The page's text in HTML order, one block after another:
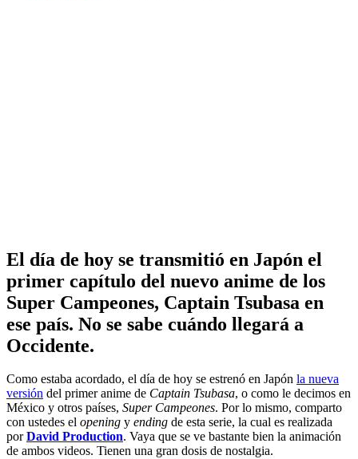
El día de hoy se transmitió en Japón el
primer capítulo del nuevo anime de los
Super Campeones, Captain Tsubasa en
ese país. No se sabe cuándo llegará a
Occidente.
Como estaba acordado, el día de hoy se estrenó en Japón la nueva
versión del primer anime de Captain Tsubasa, o como le decimos en
México y otros países, Super Campeones. Por lo mismo, comparto
con ustedes el opening y ending de esta serie, la cual es realizada
porDavid Production. Vaya que se ve bastante bien la animación
de ambos videos. Tienen una gran dosis de nostalgia.